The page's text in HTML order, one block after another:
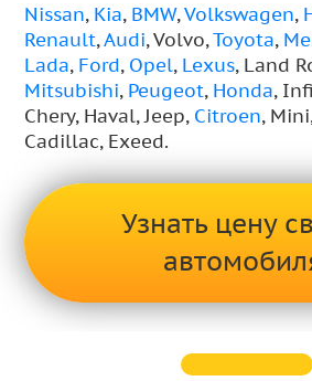
Nissan, Kia, BMW,Volkswagen,
Renault,Audi, Volvo,Toyota,
Lada, Ford, Opel, Lexus, Land
Mitsubishi, Peugeot, Honda,
Chery, Haval, Jeep, Citroen,
Cadillac, Exeed.
Узнать цену